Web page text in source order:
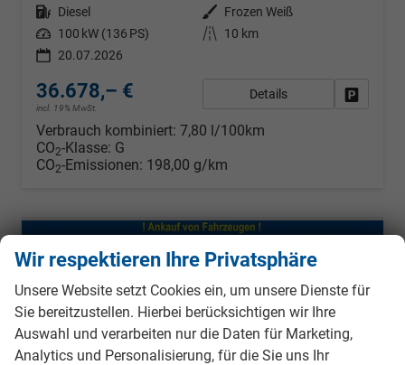
Kraftstoff Diesel Außenfarbe
Frozen Weiß
Leistung 100 kW (136 PS) Kilometerstand
10 km
20.07.2026
36.678,– €
incl. 19% MwSt.
Details
Verbrauch kombiniert: 7,80 l/100km
CO2-Klasse: G
CO2-Emissionen: 198,00 g/km
ab 325,– € mtl.
Wir respektieren Ihre Privatsphäre
Unsere Website setzt Cookies ein, um unsere Dienste für
Sie bereitzustellen. Hierbei berücksichtigen wir Ihre
Auswahl und verarbeiten nur die Daten für Marketing,
Analytics und Personalisierung, für die Sie uns Ihr